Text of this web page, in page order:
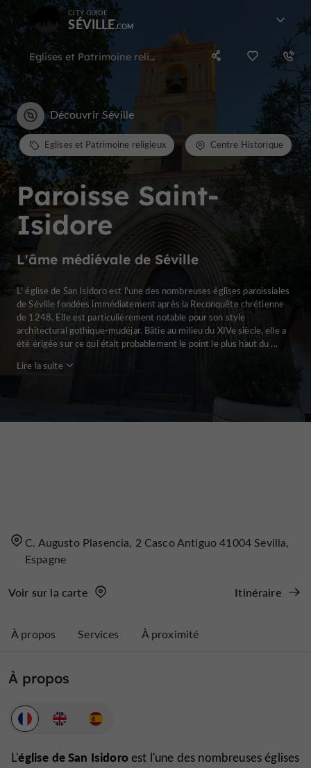
CITY GUIDE
SÉVILLE
Eglises et Patrimoine religieux dans le centre historique
Paroisse Saint-
Isidore
L'âme médiévale de Séville
Découvrir Séville
Eglises et Patrimoine religieux Centre Historique
L' église de San Isidoro est l'une des nombreuses églises paroissiales
de Séville fondées immédiatement après la Reconquête chrétienne
de 1248. Elle est particulièrement notable pour son style
architectural gothique-mudéjar. Bâtie au milieu du XIVe siècle, elle a
été érigée sur ce qui était probablement le point le plus haut du ...
Lire la suite
C. Augusto Plasencia, 2 Casco Antiguo 41004 Sevilla,
Espagne
Voir sur la carte Itinéraire
À propos Services À proximité
À propos
L'église de San Isidoroest l'une des nombreuses églises